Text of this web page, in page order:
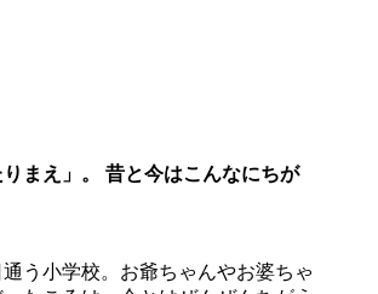
まえ」。 昔と今はこんなにちが
う小学校。お爺ちゃんやお婆ちゃ